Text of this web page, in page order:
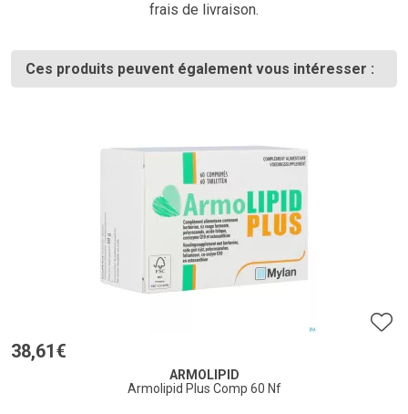
frais de livraison.
Ces produits peuvent également vous intéresser :
38,61 €
ARMOLIPID
Armolipid Plus Comp 60 Nf